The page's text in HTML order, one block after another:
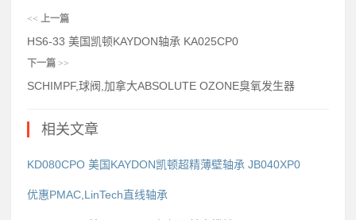
<< 上一篇
HS6-33 美国凯顿KAYDON轴承 KA025CP0
下一篇 >>
SCHIMPF,球阀,加拿大ABSOLUTE OZONE臭氧发生器
相关文章
KD080CPO 美国KAYDON凯顿超精薄壁轴承 JB040XP0
优惠PMAC,LinTech直线轴承